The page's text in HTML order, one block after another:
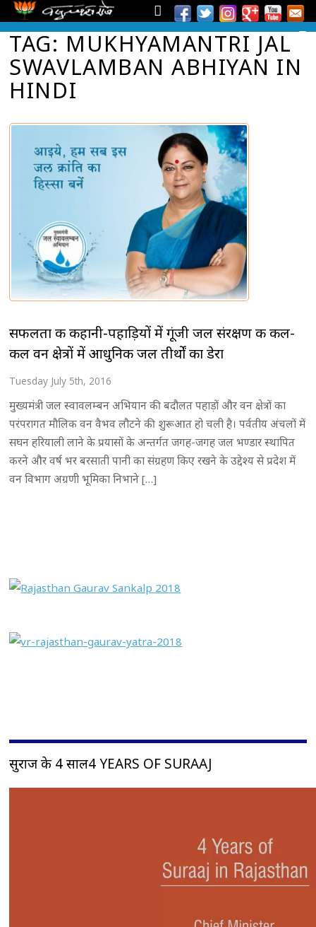
TAG: MUKHYAMANTRI JAL
SWAVLAMBAN ABHIYAN IN
HINDI
सफलता की कहानी-पहाड़ियों में गूंजी जल संरक्षण की कल-
कल वन क्षेत्रों में आधुनिक जल तीर्थों का डेरा
Tuesday July 5th, 2016
मुख्यमंत्री जल स्वावलम्बन अभियान की बदौलत पहाड़ों और वन क्षेत्रों का
परंपरागत मौलिक वन वैभव लौटने की शुरूआत हो चली है। पर्वतीय अंचलों में
सघन हरियाली लाने के प्रयासों के अन्तर्गत जगह-जगह जल भण्डार स्थापित
करने और वर्ष भर बरसाती पानी का संग्रहण किए रखने के उद्देश्य से प्रदेश में
वन विभाग अग्रणी भूमिका निभाने […]
सुराज के 4 साल4 YEARS OF SURAAJ